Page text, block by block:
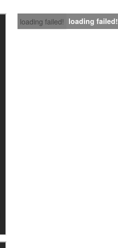
loading failed! loading failed!